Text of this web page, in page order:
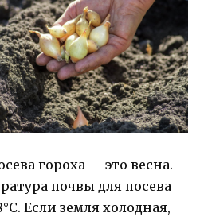
гороха — это весна.
почвы для посева
Если земля холодная,